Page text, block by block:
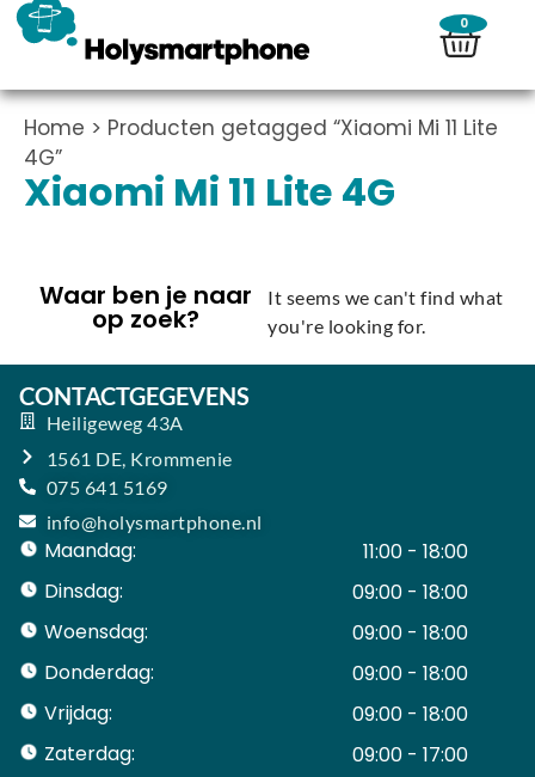
0
Home > Producten getagged “Xiaomi Mi 11 Lite
4G”
Xiaomi Mi 11 Lite 4G
Waar ben je naar
op zoek?
It seems we can't find what
you're looking for.
CONTACTGEGEVENS
Heiligeweg 43A
1561 DE, Krommenie
075 641 5169
info@holysmartphone.nl
Maandag:
11:00 - 18:00
Dinsdag:
09:00 - 18:00
Woensdag:
09:00 - 18:00
Donderdag:
09:00 - 18:00
Vrijdag:
09:00 - 18:00
Zaterdag:
09:00 - 17:00